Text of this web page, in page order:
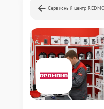
Сервисный центр